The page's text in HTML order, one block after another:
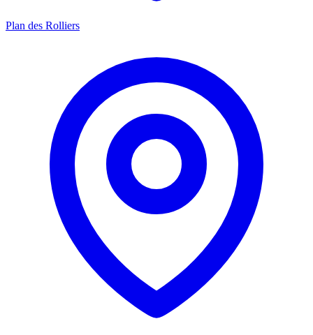
Plan des Rolliers